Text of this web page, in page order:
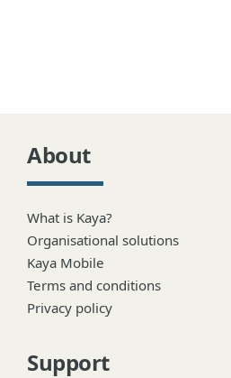
About
What is Kaya?
Organisational solutions
Kaya Mobile
Terms and conditions
Privacy policy
Support